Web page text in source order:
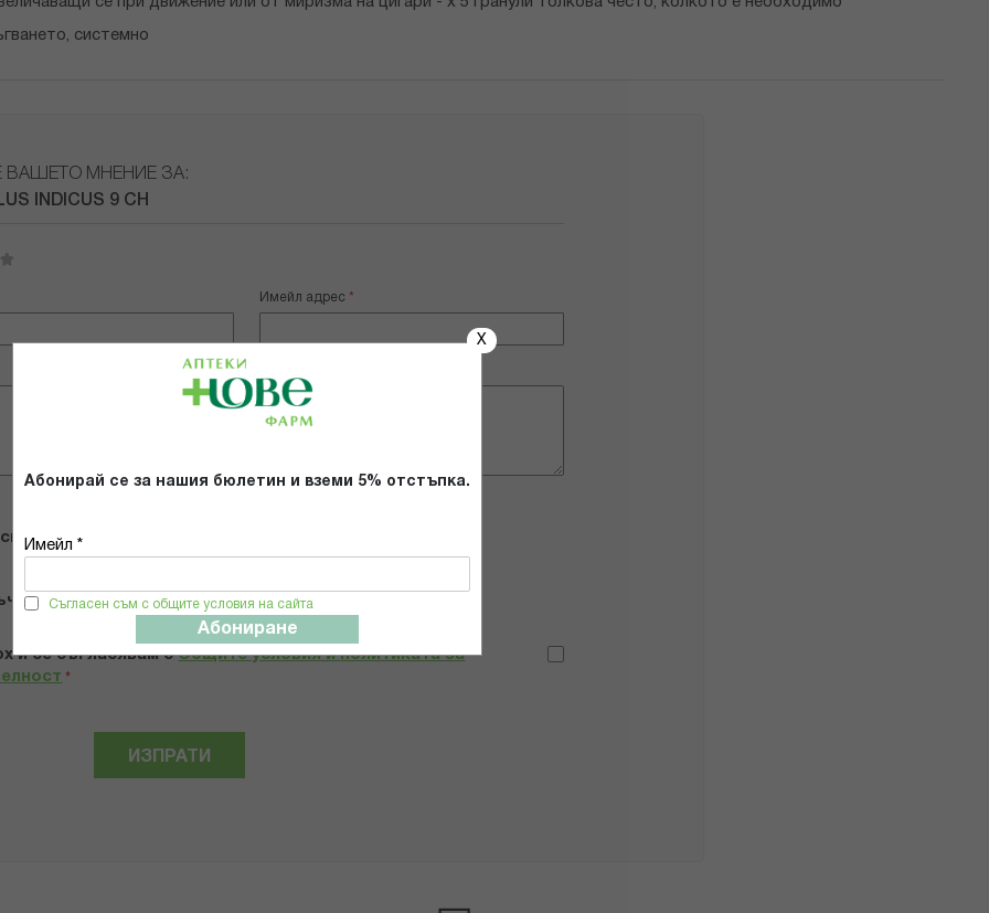
X
Абонирай се за нашия бюлетин и вземи 5% отстъпка.
Имейл *
Съгласен съм с общите условия на сайта
Абониране
системно
ВАШЕТО МНЕНИЕ ЗА:
INDICUS 9 CH
Имейл адрес
продукта
и се съгласявам сОбщите условия и политиката за
*
ИЗПРАТИ